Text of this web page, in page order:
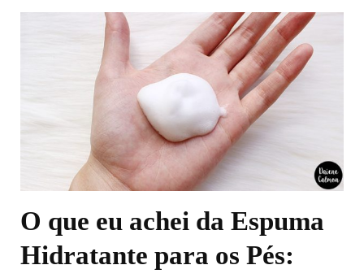
O que eu achei da Espuma
Hidratante para os Pés: